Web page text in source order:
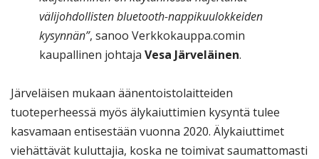
välijohdollisten bluetooth-nappikuulokkeiden
kysynnän”, sanoo Verkkokauppa.comin
kaupallinen johtaja Vesa Järveläinen.
Järveläisen mukaan äänentoistolaitteiden
tuoteperheessä myös älykaiuttimien kysyntä tulee
kasvamaan entisestään vuonna 2020. Älykaiuttimet
viehättävät kuluttajia, koska ne toimivat saumattomasti